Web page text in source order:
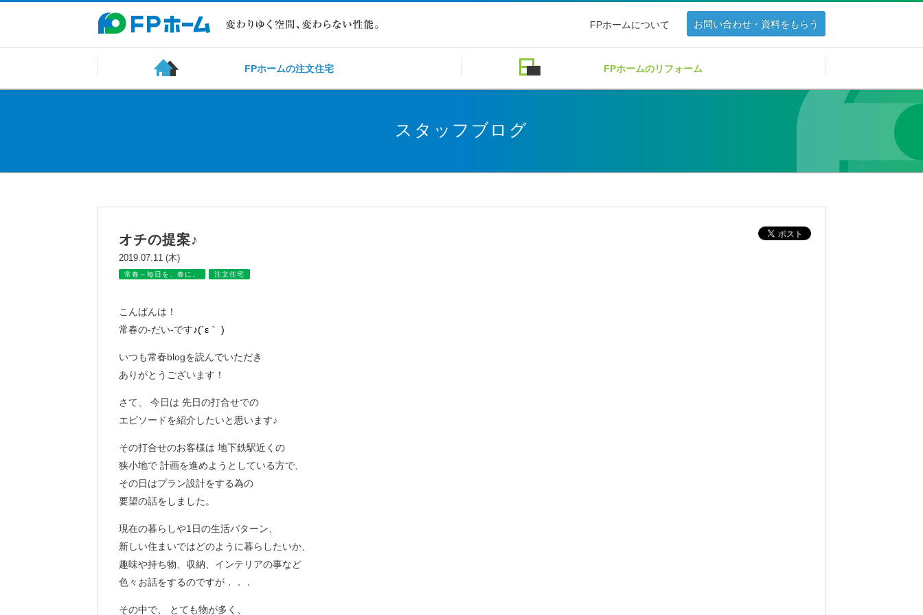
FPホームについて お問い合わせ・資料をもらう
FPホームの注文住宅 FPホームのリフォーム
スタッフブログ
オチの提案♪
2019.07.11 (木)
常春～毎日を、春に。 注文住宅
こんばんは！
常春の‐だい‐です♪(´ε｀ )
いつも常春blogを読んでいただき
ありがとうございます！
さて、 今日は 先日の打合せでの
エピソードを紹介したいと思います♪
その打合せのお客様は 地下鉄駅近くの
狭小地で 計画を進めようとしている方で、
その日はプラン設計をする為の
要望の話をしました。
現在の暮らしや1日の生活パターン、
新しい住まいではどのように暮らしたいか、
趣味や持ち物、収納、インテリアの事など
色々お話をするのですが．．．
その中で、 とても物が多く、